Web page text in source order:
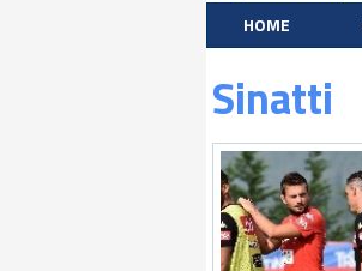
HOME
Sinatti